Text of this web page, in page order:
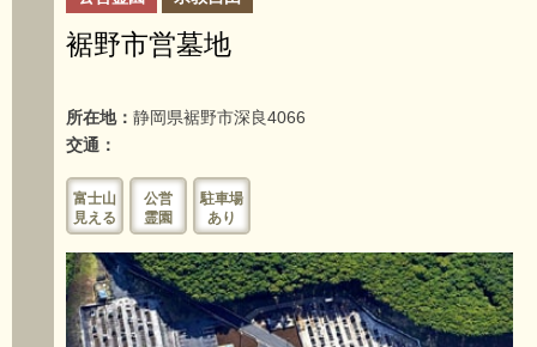
裾野市営墓地
所在地： 静岡県裾野市深良4066
交通：
富士山
見える
公営
霊園
駐車場
あり